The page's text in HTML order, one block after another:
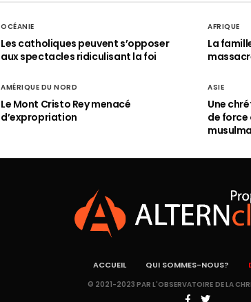
OCÉANIE
Les catholiques peuvent s’opposer
aux spectacles ridiculisant la foi
AFRIQUE
La
AMÉRIQUE DU NORD
Le Mont Cristo Rey menacé
d’expropriation
ASIE
Une
de force
ACCUEIL QUI SOMMES-NOUS?
© 2021-2023 PAR L'OBSERVATOIRE DE LA